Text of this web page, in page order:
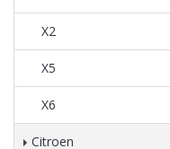
X2
X5
X6
Citroen